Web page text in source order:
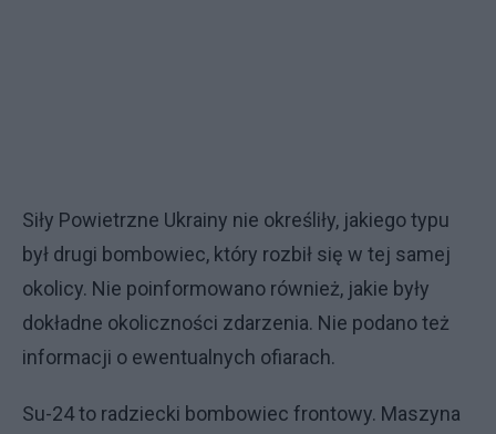
Siły Powietrzne Ukrainy nie określiły, jakiego typu
był drugi bombowiec, który rozbił się w tej samej
okolicy. Nie poinformowano również, jakie były
dokładne okoliczności zdarzenia. Nie podano też
informacji o ewentualnych ofiarach.
Su-24 to radziecki bombowiec frontowy. Maszyna